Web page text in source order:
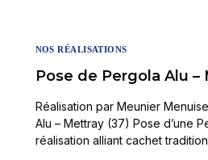
NOS RÉALISATIONS
Pose de Pergola Alu –
Réalisation par Meunier
Alu – Mettray (37) Pose d’une
réalisation alliant cachet